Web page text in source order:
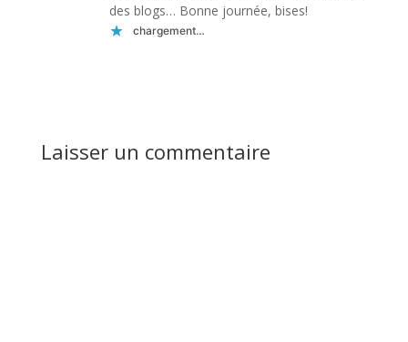
des blogs… Bonne journée, bises!
chargement…
Laisser un commentaire